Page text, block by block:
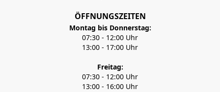
ÖFFNUNGSZEITEN
Montag bis Donnerstag:
07:30 - 12:00 Uhr
13:00 - 17:00 Uhr
Freitag:
07:30 - 12:00 Uhr
13:00 - 16:00 Uhr